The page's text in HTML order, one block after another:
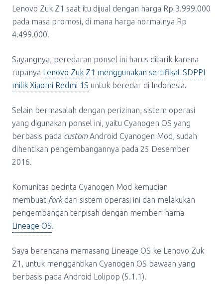
Lenovo Zuk Z1 saat itu dijual dengan harga Rp 3.999.000
pada masa promosi, di mana harga normalnya Rp
4.499.000.
Sayangnya, peredaran ponsel ini harus ditarik karena
rupanya Lenovo Zuk Z1 menggunakan sertifikat SDPPI
milik Xiaomi Redmi 1S untuk beredar di Indonesia.
Selain bermasalah dengan perizinan, sistem operasi
yang digunakan ponsel ini, yaitu Cyanogen OS yang
berbasis pada customAndroid Cyanogen Mod, sudah
dihentikan pengembangannya pada 25 Desember
2016.
Komunitas pecinta Cyanogen Mod kemudian
membuat forkdari sistem operasi ini dan melakukan
pengembangan terpisah dengan memberi nama
Lineage OS.
Saya berencana memasang Lineage OS ke Lenovo Zuk
Z1, untuk menggantikan Cyanogen OS bawaan yang
berbasis pada Android Lolipop (5.1.1).